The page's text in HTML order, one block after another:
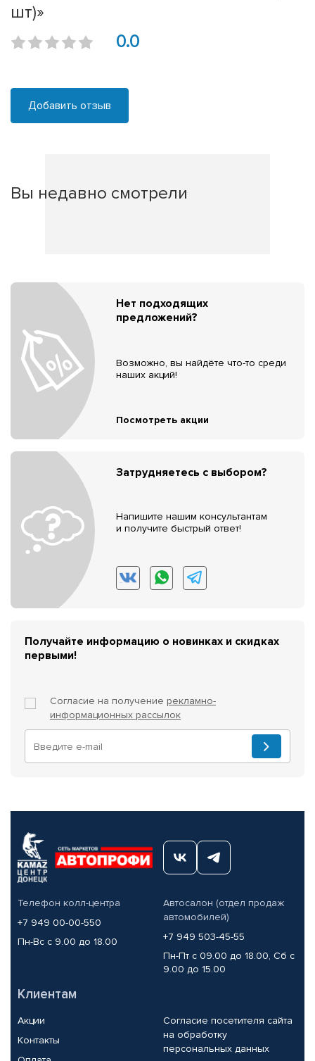
шт)»
0.0
Добавить отзыв
Вы недавно смотрели
Нет подходящих
предложений?
Возможно, вы найдёте что-то среди
наших акций!
Посмотреть акции
Затрудняетесь с выбором?
Напишите нашим консультантам
и получите быстрый ответ!
Получайте информацию о новинках и скидках
первыми!
Согласие на получение рекламно-
информационных рассылок
Телефон колл-центра
+7 949 00-00-550
Пн-Вс с 9.00 до 18.00
Автосалон (отдел продаж
автомобилей)
+7 949 503-45-55
Пн-Пт с 09.00 до 18.00, Сб с
9.00 до 15.00
Клиентам
Акции
Контакты
Согласие посетителя сайта
на обработку
персональных данных